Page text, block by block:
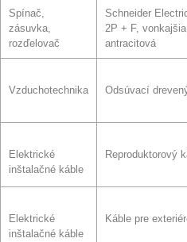
Spínač,
zásuvka,
rozďelovač
Schneider
2P + F,
antracitová
Vzduchotechnika Odsúvací
Elektrické
inštalačné káble
Reproduktorový
Elektrické
inštalačné káble
Káble pre